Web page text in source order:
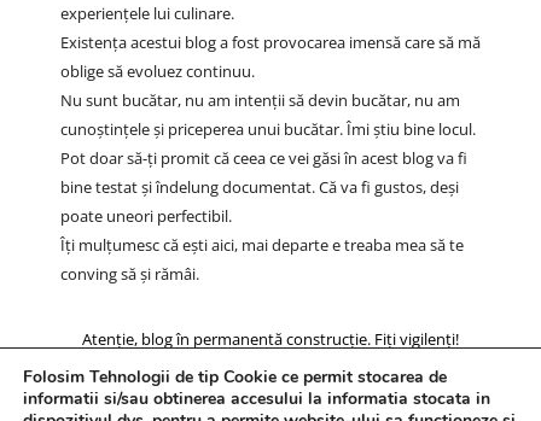
experiențele lui culinare.
Existența acestui blog a fost provocarea imensă care să mă
oblige să evoluez continuu.
Nu sunt bucătar, nu am intenții să devin bucătar, nu am
cunoștințele și priceperea unui bucătar. Îmi știu bine locul.
Pot doar să-ți promit că ceea ce vei găsi în acest blog va fi
bine testat și îndelung documentat. Că va fi gustos, deși
poate uneori perfectibil.
Îți mulțumesc că ești aici, mai departe e treaba mea să te
conving să și rămâi.
Atenție, blog în permanentă construcție. Fiți vigilenți!
Folosim Tehnologii de tip Cookie ce permit stocarea de
informatii si/sau obtinerea accesului la informatia stocata in